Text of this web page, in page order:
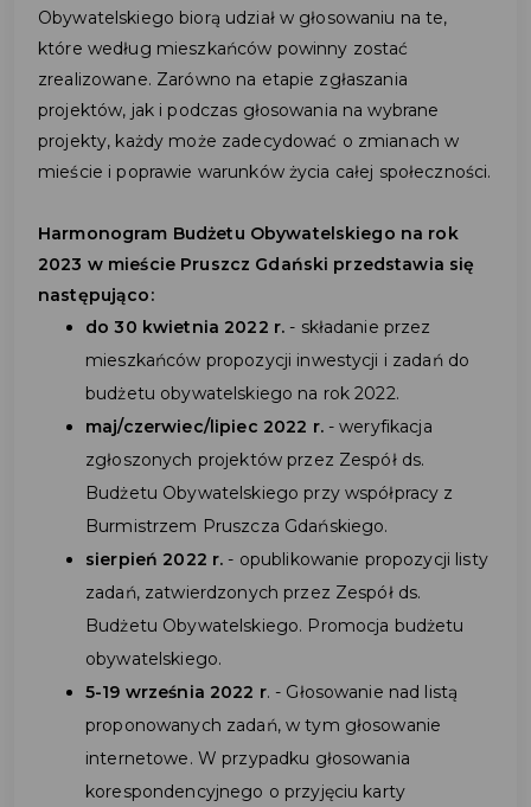
Obywatelskiego biorą udział w głosowaniu na te,
które według mieszkańców powinny zostać
zrealizowane. Zarówno na etapie zgłaszania
projektów, jak i podczas głosowania na wybrane
projekty, każdy może zadecydować o zmianach w
mieście i poprawie warunków życia całej społeczności.
Harmonogram Budżetu Obywatelskiego na rok
2023 w mieście Pruszcz Gdański przedstawia się
następująco:
do 30 kwietnia 2022 r. - składanie przez
mieszkańców propozycji inwestycji i zadań do
budżetu obywatelskiego na rok 2022.
maj/czerwiec/lipiec 2022 r. - weryfikacja
zgłoszonych projektów przez Zespół ds.
Budżetu Obywatelskiego przy współpracy z
Burmistrzem Pruszcza Gdańskiego.
sierpień 2022 r. - opublikowanie propozycji listy
zadań, zatwierdzonych przez Zespół ds.
Budżetu Obywatelskiego. Promocja budżetu
obywatelskiego.
5-19 września 2022 r. - Głosowanie nad listą
proponowanych zadań, w tym głosowanie
internetowe. W przypadku głosowania
korespondencyjnego o przyjęciu karty